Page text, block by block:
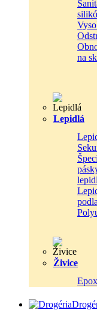
na
Lepidlá
Živice